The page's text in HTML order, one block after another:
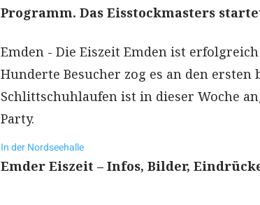
Programm. Das Eisstockmasters
Emden - Die Eiszeit Emden ist
Hunderte Besucher zog es an den ersten
Schlittschuhlaufen ist in dieser Woche
Party.
In der Nordseehalle
Emder Eiszeit – Infos, Bilder,